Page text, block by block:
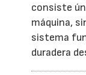
consiste
máquina,
sistema
duradera